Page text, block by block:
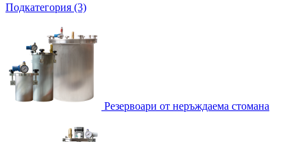
Подкатегория (3)
Резервоари от неръждаема стомана